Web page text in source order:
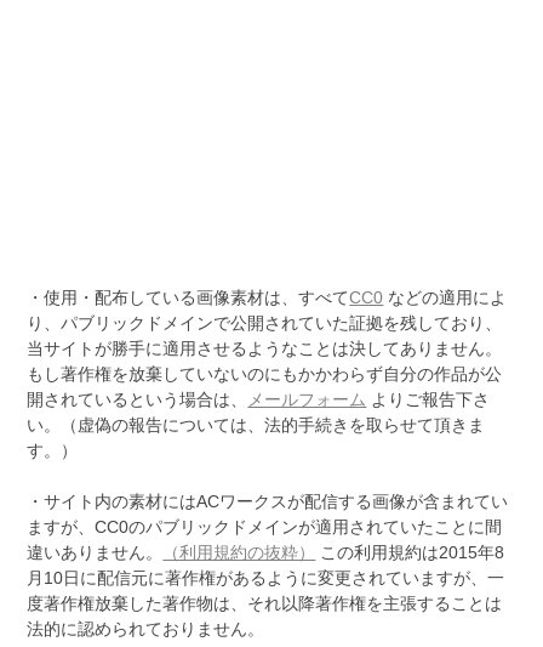
・使用・配布している画像素材は、すべてCC0 などの適用によ
り、パブリックドメインで公開されていた証拠を残しており、
当サイトが勝手に適用させるようなことは決してありません。
もし著作権を放棄していないのにもかかわらず自分の作品が公
開されているという場合は、
メールフォーム よりご報告下さ
い。（虚偽の報告については、法的手続きを取らせて頂きま
す。）
・サイト内の素材にはACワークスが配信する画像が含まれてい
ますが、CC0のパブリックドメインが適用されていたことに間
違いありません。
（利用規約の抜粋）
この利用規約は2015年8
月10日に配信元に著作権があるように変更されていますが、一
度著作権放棄した著作物は、それ以降著作権を主張することは
法的に認められておりません。